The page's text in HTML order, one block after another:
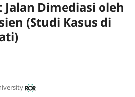
Jalan Dimediasi oleh
(Studi Kasus di